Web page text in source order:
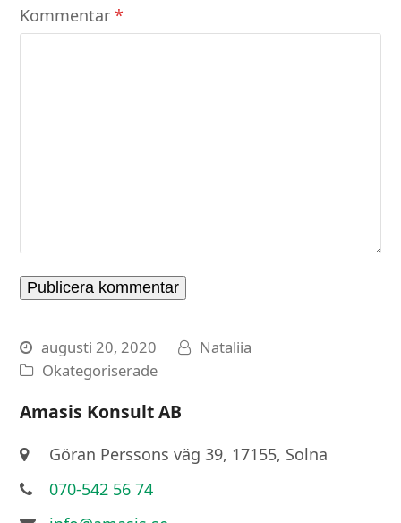
Kommentar*
augusti 20, 2020
Nataliia
Okategoriserade
Amasis Konsult AB
Göran Perssons väg 39, 17155, Solna
070-542 56 74